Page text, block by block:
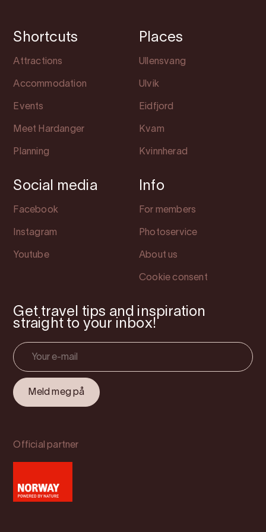
Shortcuts
Attractions
Accommodation
Events
Meet Hardanger
Planning
Places
Ullensvang
Ulvik
Eidfjord
Kvam
Kvinnherad
Social media
Facebook
Instagram
Youtube
Info
For members
Photoservice
About us
Cookie consent
Get travel tips and inspiration
straight to your inbox!
Official partner